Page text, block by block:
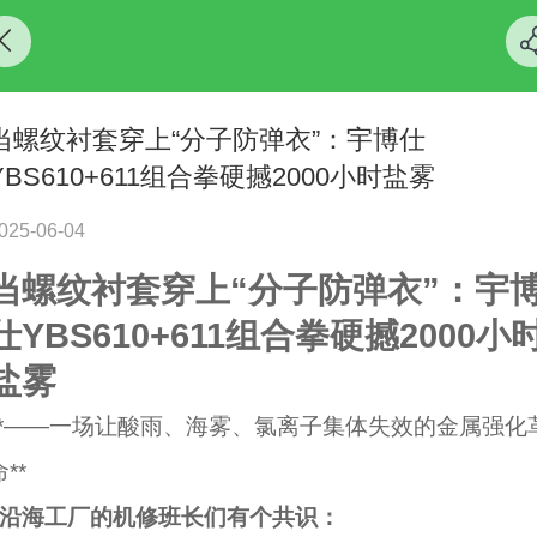
螺纹衬套穿上“分子防弹衣”：宇博仕
组合拳硬撼2000小时盐雾
06-04
螺纹衬套穿上“分子防弹衣”：宇
YBS610+611组合拳硬撼2000小
雾
一场让酸雨、海雾、氯离子集体失效的金属强化
**
海工厂的机修班长们有个共识：